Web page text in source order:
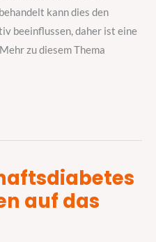
kann dies den
beeinflussen, daher ist eine
zu diesem Thema
auf das